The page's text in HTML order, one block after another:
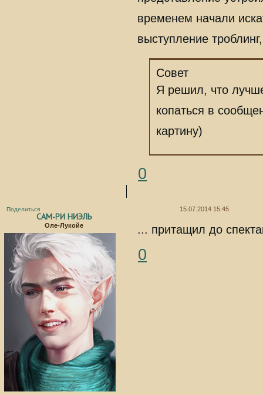
временем начали
выступление
Совет
Я решил, что
копаться в
картину)
0
Поделиться 15.07.2014 15:45
САМ-РИ НИЭЛЬ
Оле-Лукойе ... притащил до
0